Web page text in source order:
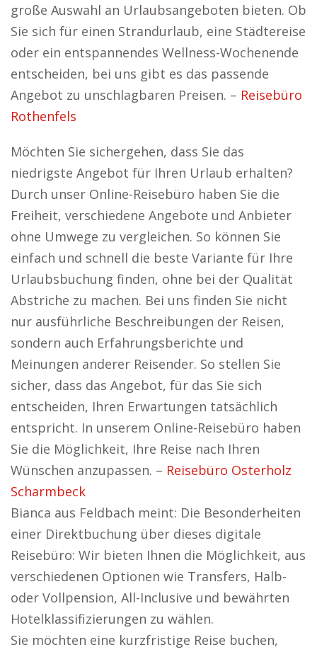
große Auswahl an Urlaubsangeboten bieten. Ob
Sie sich für einen Strandurlaub, eine Städtereise
oder ein entspannendes Wellness-Wochenende
entscheiden, bei uns gibt es das passende
Angebot zu unschlagbaren Preisen. – Reisebüro
Rothenfels
Möchten Sie sichergehen, dass Sie das
niedrigste Angebot für Ihren Urlaub erhalten?
Durch unser Online-Reisebüro haben Sie die
Freiheit, verschiedene Angebote und Anbieter
ohne Umwege zu vergleichen. So können Sie
einfach und schnell die beste Variante für Ihre
Urlaubsbuchung finden, ohne bei der Qualität
Abstriche zu machen. Bei uns finden Sie nicht
nur ausführliche Beschreibungen der Reisen,
sondern auch Erfahrungsberichte und
Meinungen anderer Reisender. So stellen Sie
sicher, dass das Angebot, für das Sie sich
entscheiden, Ihren Erwartungen tatsächlich
entspricht. In unserem Online-Reisebüro haben
Sie die Möglichkeit, Ihre Reise nach Ihren
Wünschen anzupassen. – Reisebüro Osterholz
Scharmbeck
Bianca aus Feldbach meint: Die Besonderheiten
einer Direktbuchung über dieses digitale
Reisebüro: Wir bieten Ihnen die Möglichkeit, aus
verschiedenen Optionen wie Transfers, Halb-
oder Vollpension, All-Inclusive und bewährten
Hotelklassifizierungen zu wählen.
Sie möchten eine kurzfristige Reise buchen,